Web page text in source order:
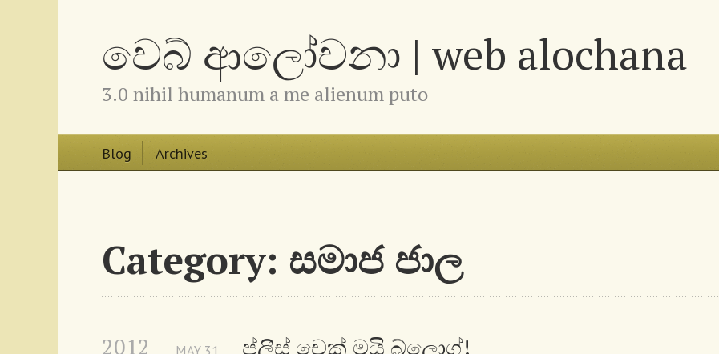
වෙබ් ආලෝචනා | web alochana
3.0 nihil humanum a me alienum puto
Blog Archives
Category: සමාජ ජාල
2012 ප්ලීස් චෙක් මයි බ්ලොග්!